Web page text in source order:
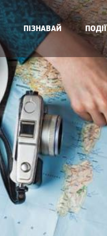
ПІЗНАВАЙ ПОДІЇ